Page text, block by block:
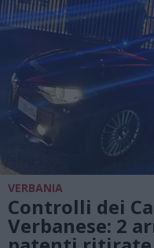
VERBANIA
Controlli dei
Verbanese: 2